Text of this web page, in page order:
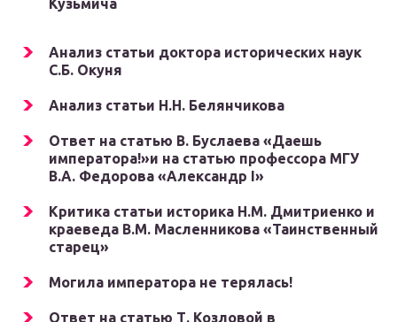
Кузьмича
Анализ статьи доктора исторических наук
С.Б. Окуня
Анализ статьи Н.Н. Белянчикова
Ответ на статью В. Буслаева «Даешь
императора!»и на статью профессора МГУ
В.А. Федорова «Александр I»
Критика статьи историка Н.М. Дмитриенко и
краеведа В.М. Масленникова «Таинственный
старец»
Могила императора не терялась!
Ответ на статью Т. Козловой в